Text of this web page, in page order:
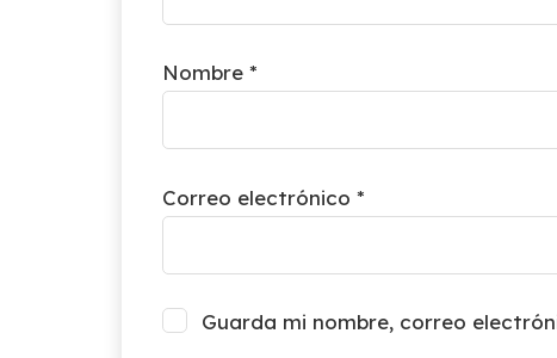
Nombre *
Correo electrónico *
Guarda mi nombre, correo